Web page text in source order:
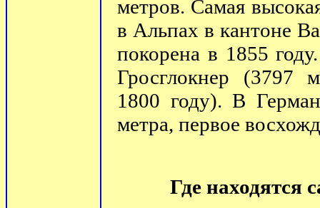
метров. Самая
в Альпах в кантоне
покорена в 1855
Гросглокнер (3797
1800 году). В
метра, первое
Где находятся